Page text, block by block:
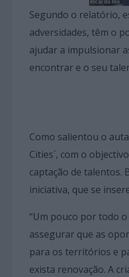
Segundo o relatório,
adversidades, têm o
ajudar a impulsionar
encontrar e o seu
Como salientou o
Cities´, com o
captação de talentos.
iniciativa, que se
“Um pouco por todo
assegurar que as
para os territórios e
exista renovação. A